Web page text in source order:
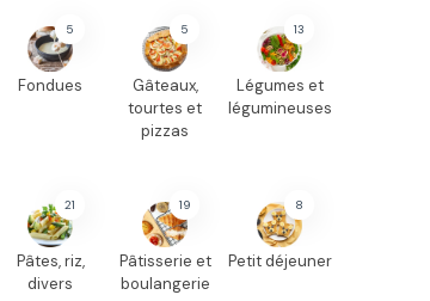
5
Fondues
5
Gâteaux,
tourtes et
pizzas
13
Légumes et
légumineuses
21
Pâtes, riz,
divers
19
Pâtisserie et
boulangerie
8
Petit déjeuner